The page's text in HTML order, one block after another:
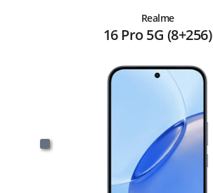
Realme
16 Pro 5G (8+256)